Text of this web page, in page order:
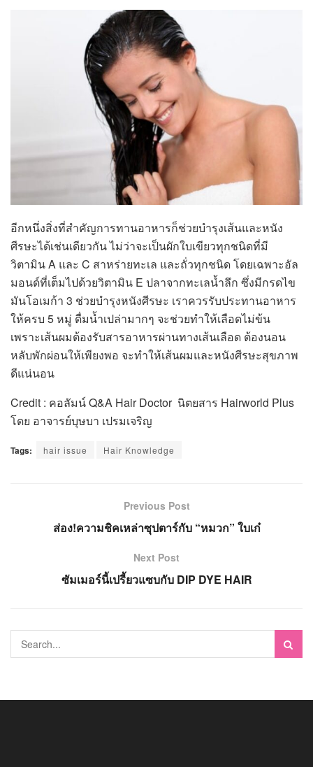
อีกหนึ่งสิ่งที่สำคัญการทานอาหารก็ช่วยบำรุงเส้นและหนัง
ศีรษะได้เช่นเดียวกัน ไม่ว่าจะเป็นผักใบเขียวทุกชนิดที่มี
วิตามิน A และ C สาหร่ายทะเล และถั่วทุกชนิด โดยเฉพาะอัล
มอนด์ที่เต็มไปด้วยวิตามิน E ปลาจากทะเลน้ำลึก ซึ่งมีกรดไข
มันโอเมก้า 3 ช่วยบำรุงหนังศีรษะ เราควรรับประทานอาหาร
ให้ครบ 5 หมู่ ดื่มน้ำเปล่ามากๆ จะช่วยทำให้เลือดไม่ข้น
เพราะเส้นผมต้องรับสารอาหารผ่านทางเส้นเลือด ต้องนอน
หลับพักผ่อนให้เพียงพอ จะทำให้เส้นผมและหนังศีรษะสุขภาพ
ดีแน่นอน
Credit : คอลัมน์ Q&A Hair Doctor นิตยสาร Hairworld Plus
โดย อาจารย์บุษบา เปรมเจริญ
Tags: hair issue Hair Knowledge
Previous Post
ส่อง!ความชิคเหล่าซุปตาร์กับ “หมวก” ใบเก๋
Next Post
ซัมเมอร์นี้เปรี้ยวแซบกับ DIP DYE HAIR